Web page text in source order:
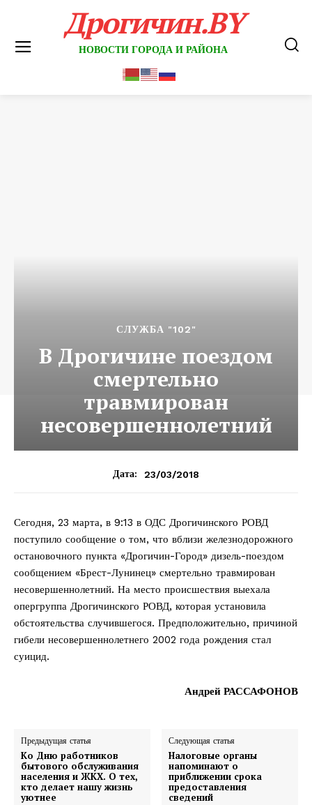
Дрогичин.BY
НОВОСТИ ГОРОДА И РАЙОНА
СЛУЖБА "102"
В Дрогичине поездом
смертельно
травмирован
несовершеннолетний
Дата: 23/03/2018
Сегодня, 23 марта, в 9:13 в ОДС Дрогичинского РОВД
поступило сообщение о том, что вблизи железнодорожного
остановочного пункта «Дрогичин-Город» дизель-поездом
сообщением «Брест-Лунинец» смертельно травмирован
несовершеннолетний. На место происшествия выехала
опергруппа Дрогичинского РОВД, которая установила
обстоятельства случившегося. Предположительно, причиной
гибели несовершеннолетнего 2002 года рождения стал
суицид.
Андрей РАССАФОНОВ
Предыдущая статья
Ко Дню работников
бытового обслуживания
населения и ЖКХ. О тех,
кто делает нашу жизнь
уютнее
Следующая статья
Налоговые органы
напоминают о
приближении срока
предоставления
сведений